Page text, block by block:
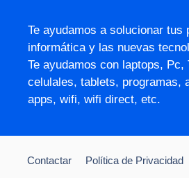
Te ayudamos a solucionar tus
informática y las nuevas
Te ayudamos con laptops, Pc,
celulales, tablets, programas,
apps, wifi, wifi direct, etc.
Contactar Política de Privacidad